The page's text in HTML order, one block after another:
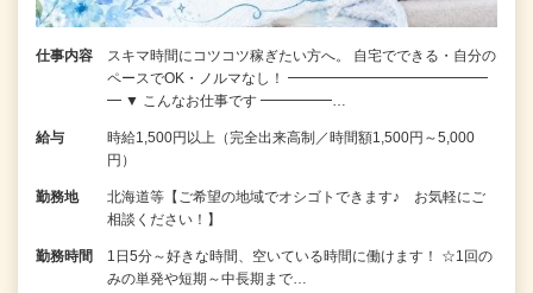
仕事内容
スキマ時間にコツコツ稼ぎたい方へ。 自宅でできる・自分の
ペースでOK・ノルマなし！ ━━━━━━━━━━━━━━
━ ▼ こんなお仕事です ━━━━━…
給与
時給1,500円以上（完全出来高制／時間額1,500円～5,000
円）
勤務地
北海道等【ご希望の地域でオシゴトできます♪ お気軽にご
相談ください！】
勤務時間
1日5分～好きな時間、空いている時間に働けます！ ☆1回の
みの単発や短期～中長期まで…